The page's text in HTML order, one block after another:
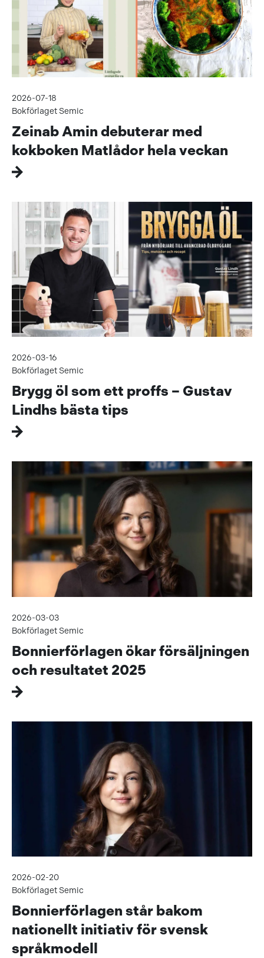
2026-07-18
Bokförlaget Semic
Zeinab Amin debuterar med
kokboken Matlådor hela veckan
2026-03-16
Bokförlaget Semic
Brygg öl som ett proffs – Gustav
Lindhs bästa tips
2026-03-03
Bokförlaget Semic
Bonnierförlagen ökar försäljningen
och resultatet 2025
2026-02-20
Bokförlaget Semic
Bonnierförlagen står bakom
nationellt initiativ för svensk
språkmodell